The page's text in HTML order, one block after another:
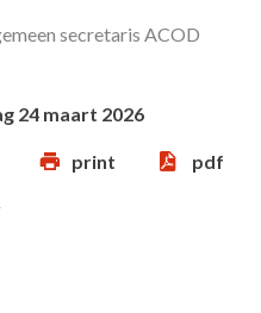
secretaris ACOD
24 maart 2026
print pdf